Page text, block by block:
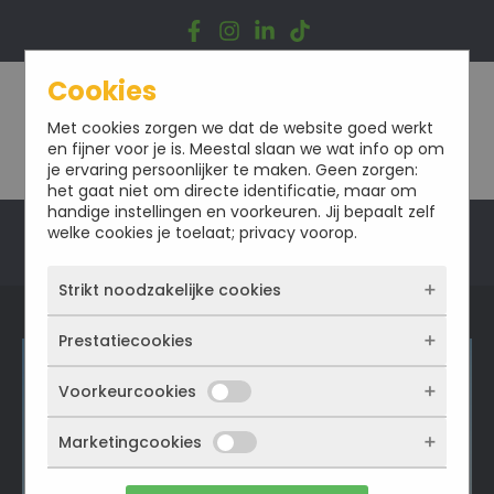
Offerte
Cookies
Met cookies zorgen we dat de website goed werkt
en fijner voor je is. Meestal slaan we wat info op om
je ervaring persoonlijker te maken. Geen zorgen:
het gaat niet om directe identificatie, maar om
handige instellingen en voorkeuren. Jij bepaalt zelf
welke cookies je toelaat; privacy voorop.
Strikt noodzakelijke cookies
Deze cookies zorgen ervoor dat de website
überhaupt werkt. Ze zijn dus altijd actief en
kunnen niet worden uitgezet. Meestal worden
ze alleen geplaatst als jij iets doet, zoals
inloggen, een formulier invullen of je
privacyvoorkeuren opslaan. Je kunt je browser
zo instellen dat hij deze cookies blokkeert of je
Prestatiecookies
Met deze cookies zien we hoe vaak onze site
bezocht wordt, waar bezoekers vandaan
komen en welke pagina’s populair zijn. Zo
kunnen we de website blijven verbeteren.
Alles wat we meten is anoniem, we weten dus
Voorkeurcookies
Deze cookies onthouden jouw voorkeuren.
Bijvoorbeeld taalkeuze of ingevulde gegevens.
Marketingcookies